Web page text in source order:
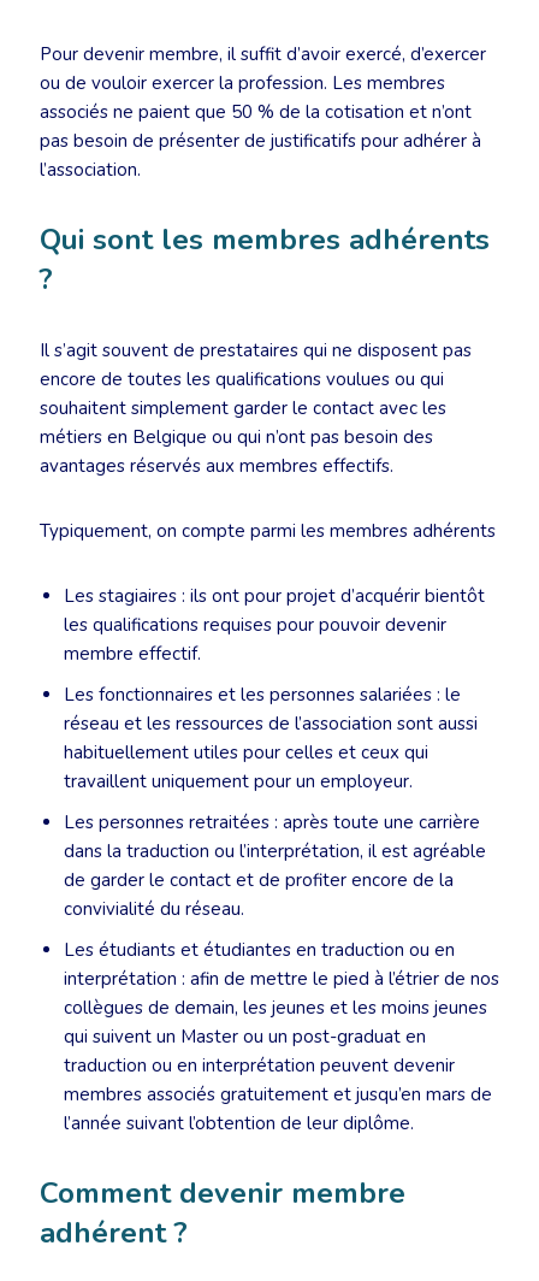
Pour devenir membre, il suffit d’avoir exercé, d’exercer
ou de vouloir exercer la profession. Les membres
associés ne paient que 50 % de la cotisation et n’ont
pas besoin de présenter de justificatifs pour adhérer à
l’association.
Qui sont les membres adhérents
?
Il s’agit souvent de prestataires qui ne disposent pas
encore de toutes les qualifications voulues ou qui
souhaitent simplement garder le contact avec les
métiers en Belgique ou qui n’ont pas besoin des
avantages réservés aux membres effectifs.
Typiquement, on compte parmi les membres adhérents
Les stagiaires : ils ont pour projet d’acquérir bientôt
les qualifications requises pour pouvoir devenir
membre effectif.
Les fonctionnaires et les personnes salariées : le
réseau et les ressources de l’association sont aussi
habituellement utiles pour celles et ceux qui
travaillent uniquement pour un employeur.
Les personnes retraitées : après toute une carrière
dans la traduction ou l’interprétation, il est agréable
de garder le contact et de profiter encore de la
convivialité du réseau.
Les étudiants et étudiantes en traduction ou en
interprétation : afin de mettre le pied à l’étrier de nos
collègues de demain, les jeunes et les moins jeunes
qui suivent un Master ou un post-graduat en
traduction ou en interprétation peuvent devenir
membres associés gratuitement et jusqu’en mars de
l’année suivant l’obtention de leur diplôme.
Comment devenir membre
adhérent ?